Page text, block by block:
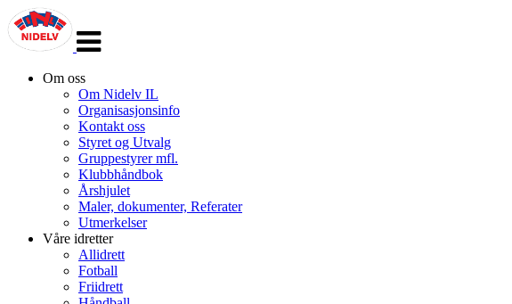
navigasjon
Om oss
Om Nidelv IL
Organisasjonsinfo
Kontakt oss
Styret og Utvalg
Gruppestyrer mfl.
Klubbhåndbok
Årshjulet
Maler, dokumenter, Referater
Utmerkelser
Våre idretter
Allidrett
Fotball
Friidrett